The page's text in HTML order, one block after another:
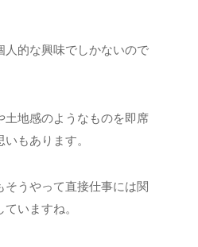
人的な興味でしかないので
土地感のようなものを即席
もあります。
そうやって直接仕事には関
いますね。